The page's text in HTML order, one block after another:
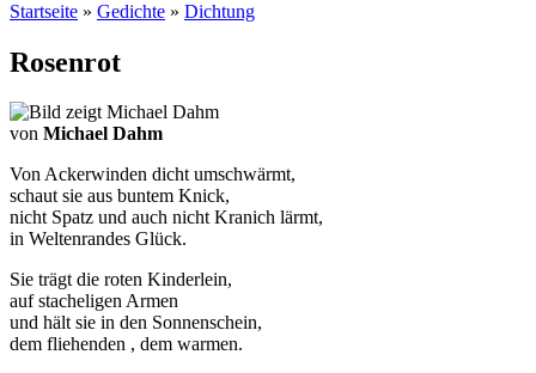
Startseite » Gedichte » Dichtung
Rosenrot
von Michael Dahm
Von Ackerwinden dicht umschwärmt,
schaut sie aus buntem Knick,
nicht Spatz und auch nicht Kranich lärmt,
in Weltenrandes Glück.
Sie trägt die roten Kinderlein,
auf stacheligen Armen
und hält sie in den Sonnenschein,
dem fliehenden , dem warmen.